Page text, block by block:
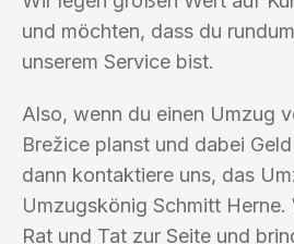
und möchten, dass du
unserem Service bist.
Also, wenn du einen Umzug
Brežice planst und dabei
dann kontaktiere uns, das
Umzugskönig Schmitt Herne.
Rat und Tat zur Seite und